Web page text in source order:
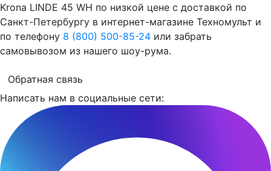
Krona LINDE 45 WH по низкой цене с доставкой по
Санкт-Петербургу в интернет-магазине Техномульт и
по телефону 8 (800) 500-85-24 или забрать
самовывозом из нашего шоу-рума.
Обратная связь
Написать нам в социальные сети: